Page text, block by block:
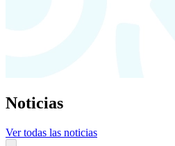
Noticias
Ver todas las noticias